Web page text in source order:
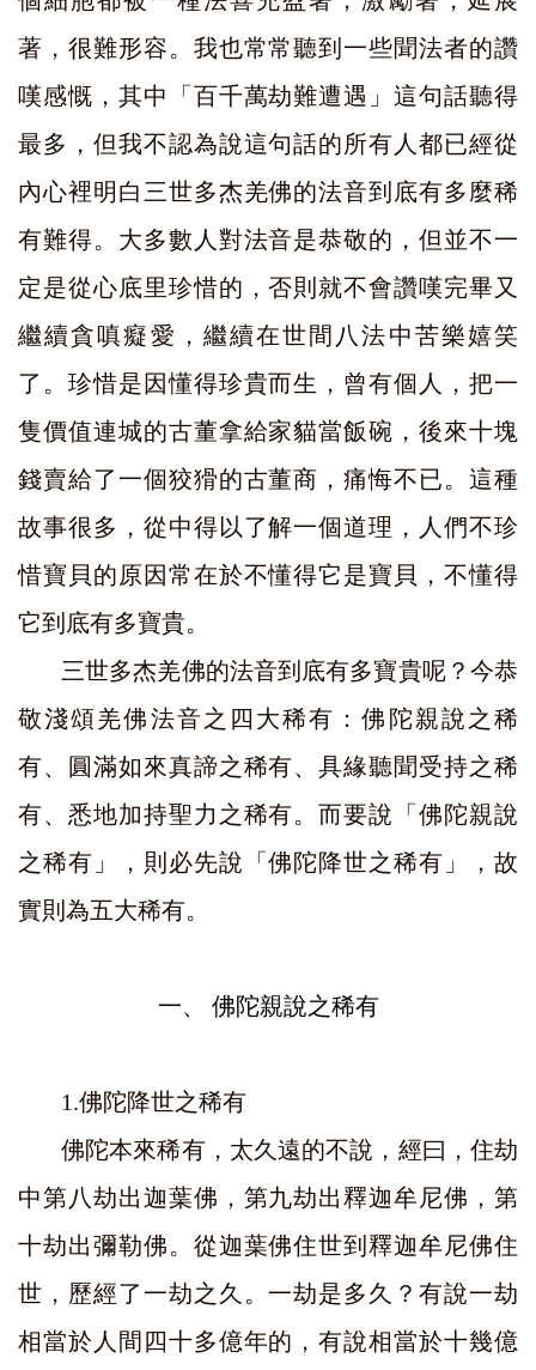
著，很難形容。我也常常聽到一些聞法者的讚
嘆感慨，其中「百千萬劫難遭遇」這句話聽得
最多，但我不認為說這句話的所有人都已經從
內心裡明白三世多杰羌佛的法音到底有多麼稀
有難得。大多數人對法音是恭敬的，但並不一
定是從心底里珍惜的，否則就不會讚嘆完畢又
繼續貪嗔癡愛，繼續在世間八法中苦樂嬉笑
了。珍惜是因懂得珍貴而生，曾有個人，把一
隻價值連城的古董拿給家貓當飯碗，後來十塊
錢賣給了一個狡猾的古董商，痛悔不已。這種
故事很多，從中得以了解一個道理，人們不珍
惜寶貝的原因常在於不懂得它是寶貝，不懂得
它到底有多寶貴。
三世多杰羌佛的法音到底有多寶貴呢？今恭
敬淺頌羌佛法音之四大稀有：佛陀親說之稀
有、圓滿如來真諦之稀有、具緣聽聞受持之稀
有、悉地加持聖力之稀有。而要說「佛陀親說
之稀有」，則必先說「佛陀降世之稀有」，故
實則為五大稀有。
一、 佛陀親說之稀有
1.佛陀降世之稀有
佛陀本來稀有，太久遠的不說，經曰，住劫
中第八劫出迦葉佛，第九劫出釋迦牟尼佛，第
十劫出彌勒佛。從迦葉佛住世到釋迦牟尼佛住
世，歷經了一劫之久。一劫是多久？有說一劫
相當於人間四十多億年的，有說相當於十幾億